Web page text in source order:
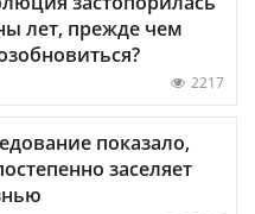
лет, прежде чем
2217
показало,
заселяет